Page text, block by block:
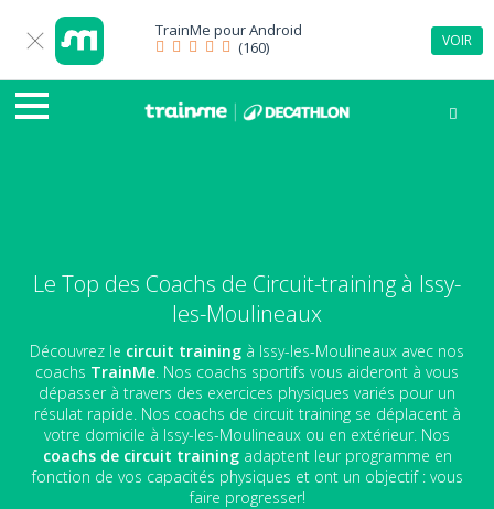
TrainMe pourAndroid
(160)
VOIR
Le Top des Coachs de Circuit-training à Issy-
les-Moulineaux
Découvrez le circuit training à Issy-les-Moulineaux avec nos
coachs TrainMe . Nos coachs sportifs vous aideront à vous
dépasser à travers des exercices physiques variés pour un
résulat rapide. Nos coachs de circuit training se déplacent à
votre domicile à Issy-les-Moulineaux ou en extérieur. Nos
coachs de circuit trainingadaptent leur programme en
fonction de vos capacités physiques et ont un objectif : vous
faire progresser!